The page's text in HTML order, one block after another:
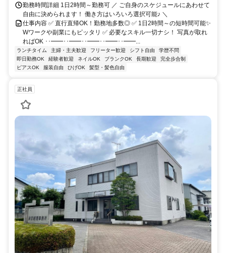
勤務時間詳細 1日2時間～勤務可 ／ ご自身のスケジュールにあわせて
自由に決められます！ 働き方はいろいろ選択可能♪ ＼
仕事内容 ✅ 直行直帰OK！勤務地多数◎ ✅ 1日2時間～の短時間可能✨
Wワークや副業にもピッタリ ✅ 必要なスキル一切ナシ！ 写真が取れ
ればOK ･･━━･･━━･･━━･･━━･･━━...
ランチタイム 主婦・主夫歓迎 フリーター歓迎 シフト自由
学歴不問
即日勤務OK
経験者歓迎 ネイルOK ブランクOK 長期歓迎
完全歩合制
ピアスOK
服装自由 ひげOK 髪型・髪色自由
正社員